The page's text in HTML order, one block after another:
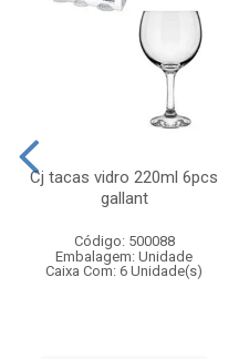
Cj tacas vidro 220ml 6pcs
gallant
Código: 500088
Embalagem: Unidade
Caixa Com: 6 Unidade(s)